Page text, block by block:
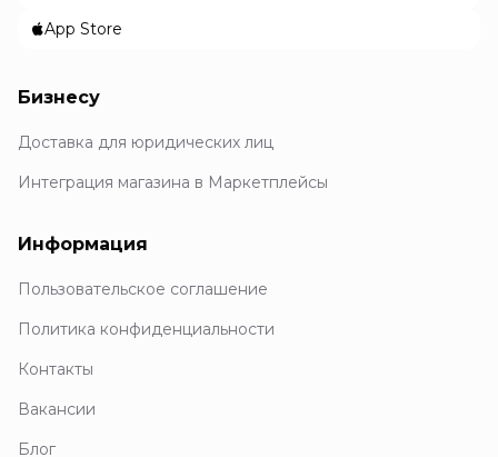
App Store
Бизнесу
Доставка для юридических лиц
Интеграция магазина в Маркетплейсы
Информация
Пользовательское соглашение
Политика конфиденциальности
Контакты
Вакансии
Блог